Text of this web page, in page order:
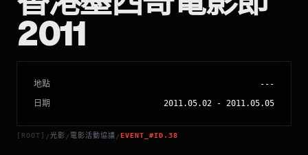
[ROOT] /光影 /電影活動協議 /EVENT_#ID.38
2011
地點
---
日期
2011.05.02 - 2011.05.05